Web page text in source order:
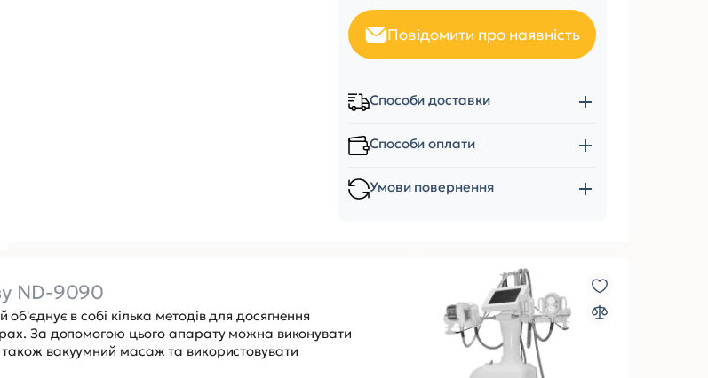
Повідомити про наявність
Способи доставки
Способи оплати
Умови повернення
ND-9090
в собі кілька методів для досягнення
За допомогою цього апарату можна виконувати
вакуумний масаж та використовувати